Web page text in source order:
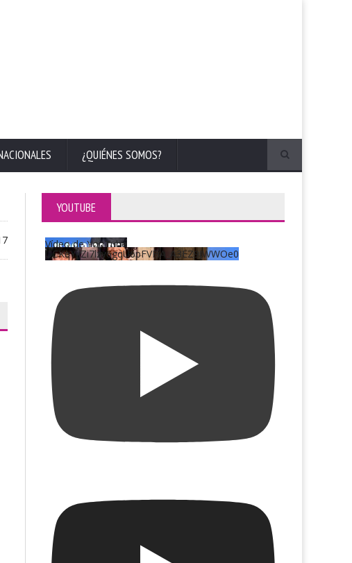
¿QUIÉNES SOMOS?
YOUTUBE
Vídeo de YouTube
UCKqYjiZi7lzy6gqU6pFVFiA_A3EZ9JWWOe0